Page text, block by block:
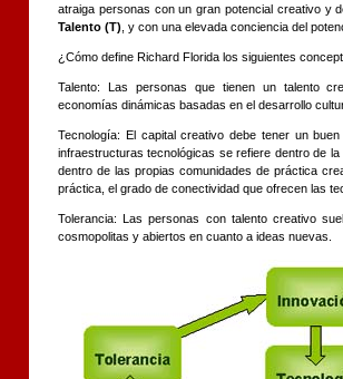
atraiga personas con un gran potencial creativo y
Talento (T), y con una elevada conciencia del
¿Cómo define Richard Florida los siguientes
Talento: Las personas que tienen un talento
economías dinámicas basadas en el desarrollo
Tecnología: El capital creativo debe tener un
infraestructuras tecnológicas se refiere dentro de
dentro de las propias comunidades de práctica
práctica, el grado de conectividad que ofrecen las
Tolerancia: Las personas con talento creativo
cosmopolitas y abiertos en cuanto a ideas nuevas.